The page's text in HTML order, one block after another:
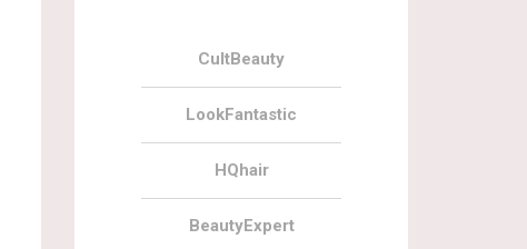
CultBeauty
LookFantastic
HQhair
BeautyExpert